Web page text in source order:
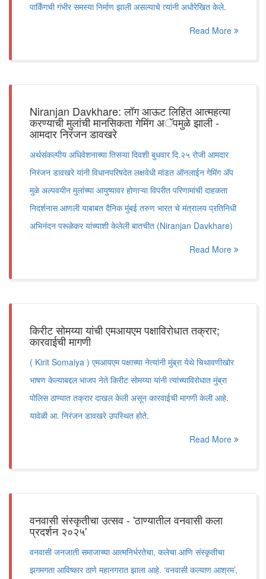
पार्किंगची गंभीर समस्या निर्माण झाली असल्याचे त्यांनी अधोरेखित केले.
Read More
Niranjan Davkhare: लॉग आऊट लिहित आत्महत्या
करण्याची मुलांची मानसिकता गेमिंग अॅपमुळे झाली -
आमदार निरंजन डावखरे
अर्थसंकल्पीय अधिवेशनाच्या तिसऱ्या दिवशी बुधवार दि.२५ रोजी आमदार
निरंजन डावखरे यांनी विधानपरिषदेत लक्षवेधी मांडत ऑनलाईन गेमिंग ॲप
मुळे अल्पवयीन मुलांच्या आयुष्यावर होणाऱ्या विपरीत परिणामांची दाहकता
निदर्शनास आणली याबाबत दैनिक मुंबई तरुण भारत चे मंत्रालय प्रतिनिधी
अभिनंदन परूळेकर यांच्याशी केलेली बातचीत (Niranjan Davkhare)
Read More
किरीट सोमय्या यांची एमआयएम पक्षाविरोधात तक्रार;
कारवाईची मागणी
( Kirit Somaiya ) एमआयएम पक्षाच्या नेत्यांनी मुंब्रा येथे चिथावणीखोर
भाषण केल्याबद्दल भाजप नेते किरीट सोमय्या यांनी त्यांच्याविरोधात मुंब्रा
पोलिस ठाण्यात तक्रार दाखल केली असून कारवाईची मागणी केली आहे.
यावेळी आ. निरंजन डावखरे उपस्थित होते.
Read More
वनवासी संस्कृतीचा उत्सव - 'ठाण्यातील वनवासी कला
प्रदर्शन २०२५'
वनवासी जनजाती समाजाच्या आत्मनिर्भरतेचा, कलेचा आणि संस्कृतीचा
झगमगता आविष्कार ठाणे महानगरात झाला आहे. ‘वनवासी कल्याण आश्रम’,